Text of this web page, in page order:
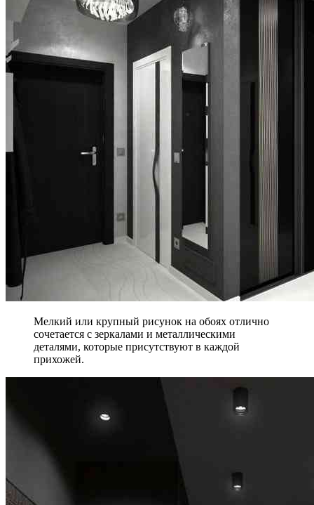
Мелкий или крупный рисунок на обоях отлично
сочетается с зеркалами и металлическими
деталями, которые присутствуют в каждой
прихожей.